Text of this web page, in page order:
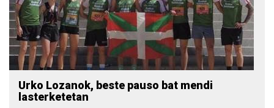
Urko Lozanok, beste pauso bat mendi
lasterketetan